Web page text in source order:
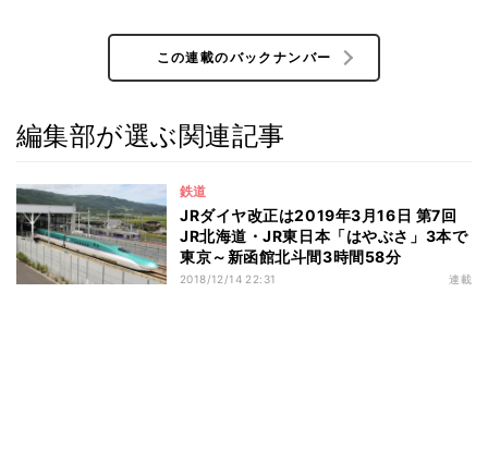
この連載のバックナンバー
編集部が選ぶ関連記事
鉄道
JRダイヤ改正は2019年3月16日 第7回
JR北海道・JR東日本「はやぶさ」3本で
東京～新函館北斗間3時間58分
2018/12/14 22:31 連載